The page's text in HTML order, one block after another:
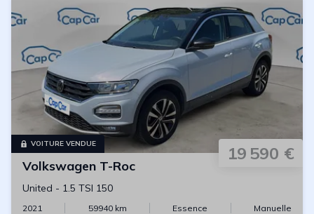
VOITURE VENDUE 19 590 €
Volkswagen T-Roc
United - 1.5 TSI 150
2021 59940km Essence Manuelle